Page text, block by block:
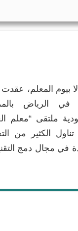
بيوم المعلم،
في الرياض
ملتقى “معلم
الكثير من
في مجال دمج